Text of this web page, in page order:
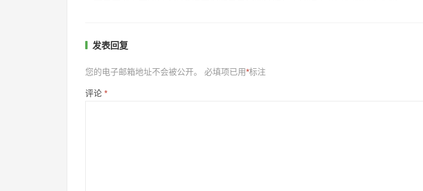
发表回复
您的电子邮箱地址不会被公开。 必填项已用*标注
评论 *